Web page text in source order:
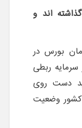
اند و
بورس در
ربطی
دست روی
کشور وضعیت